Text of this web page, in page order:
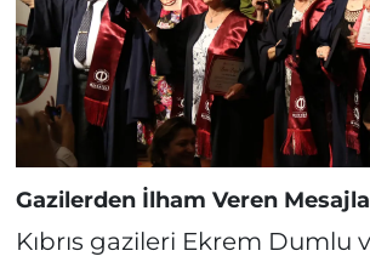
Gazilerden İlham Veren
Kıbrıs gazileri Ekrem Dumlu